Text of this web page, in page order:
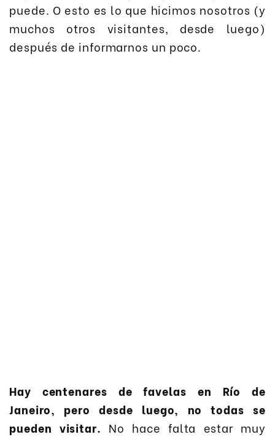
puede. O esto es lo que hicimos nosotros (y
muchos otros visitantes, desde luego)
después de informarnos un poco.
Hay centenares de favelas en Río de
Janeiro, pero desde luego, no todas se
pueden visitar. No hace falta estar muy